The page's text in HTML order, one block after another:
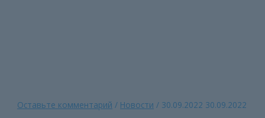
Оставьте комментарий / Новости / 30.09.2022 30.09.2022